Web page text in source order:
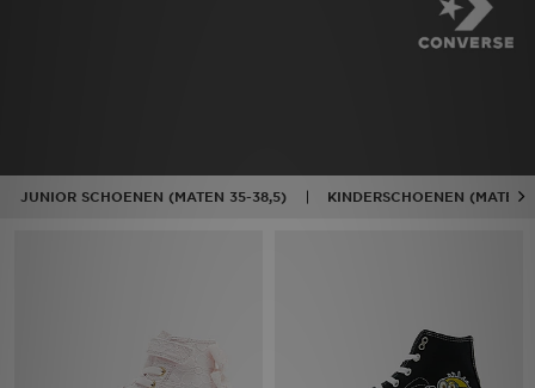
JUNIOR SCHOENEN (MATEN 35-38,5) KINDERSCHOENEN (MATEN
Bestelling traceren